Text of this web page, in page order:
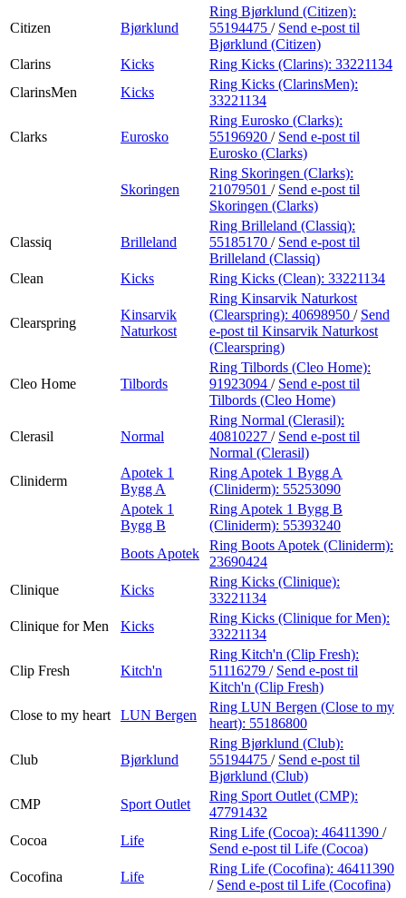
Citizen Bjørklund
Ring Bjørklund (Citizen):
55194475 / Send e-post til
Bjørklund (Citizen)
Clarins
Kicks Ring Kicks (Clarins): 33221134
ClarinsMen
Kicks
Ring Kicks (ClarinsMen):
33221134
Clarks Eurosko
Ring Eurosko (Clarks):
55196920 / Send e-post til
Eurosko (Clarks)
Skoringen
Ring Skoringen (Clarks):
21079501 / Send e-post til
Skoringen (Clarks)
Classiq Brilleland
Ring Brilleland (Classiq):
55185170 / Send e-post til
Brilleland (Classiq)
Clean
Kicks Ring Kicks (Clean): 33221134
Clearspring
Kinsarvik
Naturkost
Ring Kinsarvik Naturkost
(Clearspring): 40698950 / Send
e-post til Kinsarvik Naturkost
(Clearspring)
Cleo Home Tilbords
Ring Tilbords (Cleo Home):
91923094 / Send e-post til
Tilbords (Cleo Home)
Clerasil Normal
Ring Normal (Clerasil):
40810227 / Send e-post til
Normal (Clerasil)
Cliniderm
Apotek 1
Bygg A
Ring Apotek 1 Bygg A
(Cliniderm): 55253090
Apotek 1
Bygg B
Ring Apotek 1 Bygg B
(Cliniderm): 55393240
Boots Apotek
Ring Boots Apotek (Cliniderm):
23690424
Clinique
Kicks
Ring Kicks (Clinique):
33221134
Clinique for Men
Kicks
Ring Kicks (Clinique for Men):
33221134
Clip Fresh Kitch'n
Ring Kitch'n (Clip Fresh):
51116279 / Send e-post til
Kitch'n (Clip Fresh)
Close to my heart
LUN Bergen
Ring LUN Bergen (Close to my
heart): 55186800
Club Bjørklund
Ring Bjørklund (Club):
55194475 / Send e-post til
Bjørklund (Club)
CMP
Sport Outlet
Ring Sport Outlet (CMP):
47791432
Cocoa
Life
Ring Life (Cocoa): 46411390 /
Send e-post til Life (Cocoa)
Cocofina
Life
Ring Life (Cocofina): 46411390
/ Send e-post til Life (Cocofina)